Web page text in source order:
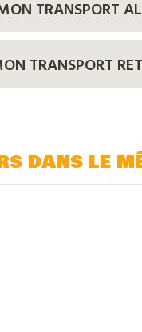
TRANSPORT
TRANSPORT
dans le